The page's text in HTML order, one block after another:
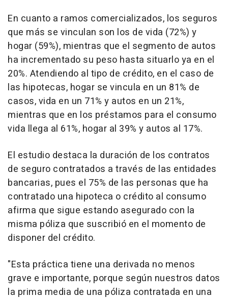
En cuanto a ramos comercializados, los seguros
que más se vinculan son los de vida (72%) y
hogar (59%), mientras que el segmento de autos
ha incrementado su peso hasta situarlo ya en el
20%. Atendiendo al tipo de crédito, en el caso de
las hipotecas, hogar se vincula en un 81% de
casos, vida en un 71% y autos en un 21%,
mientras que en los préstamos para el consumo
vida llega al 61%, hogar al 39% y autos al 17%.
El estudio destaca la duración de los contratos
de seguro contratados a través de las entidades
bancarias, pues el 75% de las personas que ha
contratado una hipoteca o crédito al consumo
afirma que sigue estando asegurado con la
misma póliza que suscribió en el momento de
disponer del crédito.
"Esta práctica tiene una derivada no menos
grave e importante, porque según nuestros datos
la prima media de una póliza contratada en una